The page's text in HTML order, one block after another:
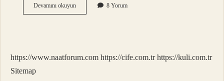
Devamını okuyunDior
Elixir
8 Yorum
https://www.naatforum.com https://cife.com.tr https://kuli.com.tr
Sitemap